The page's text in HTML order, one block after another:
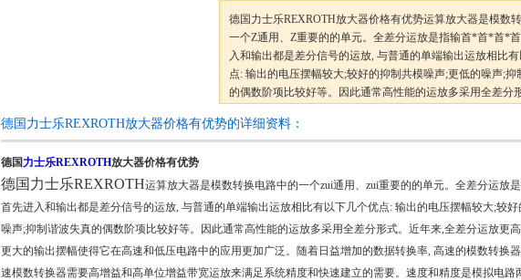
德国力士乐REXROTH放大器价格有优势运算放大器是模数
一个Z通用、Z重要的的单元。全差分运放是指输首*首*首*
入和输出都是差分信号的运放, 与普通的单端输出运放相比
点: 输出的电压摆幅较大;较好的抑制共模噪声;更低的噪声;抑
的偶数阶项比较好等。因此通常高性能的运放多采用全差分
和低压电路中的应用更加广泛
德国力士乐REXROTH放大器价格有优势的详细资料：
德国 力士乐REXROTH放大器价格有优势
德国力士乐REXROTH运算放大器是模数转换电路中的一个zui通用、zui重要的的单元。全差分运放
首先进入和输出都是差分信号的运放, 与普通的单端输出运放相比有以下几个优点: 输出的电压摆幅较大;较
噪声;抑制谐波失真的偶数阶项比较好等。因此通常高性能的运放多采用全差分形式。近年来,全差分运放更
更大的输出摆幅使得它在高速和低压电路中的应用更加广泛。随着日益增加的数据转换率, 高速的模数转换
速模数转换器需要高增益和高单位增益带宽运放来满足系统精度和快速建立的需要。速度和精度是模拟电路